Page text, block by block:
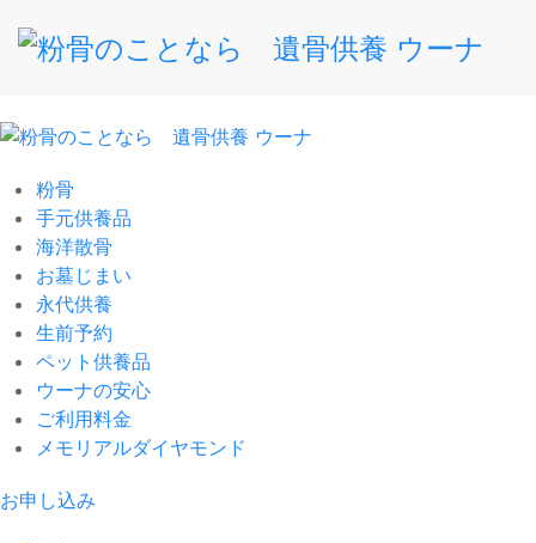
粉骨
手元供養品
海洋散骨
お墓じまい
永代供養
生前予約
ペット供養品
ウーナの安心
ご利用料金
メモリアルダイヤモンド
お申し込み